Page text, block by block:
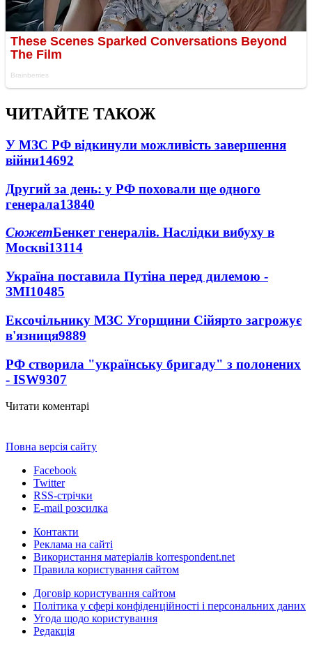
ЧИТАЙТЕ ТАКОЖ
У МЗС РФ відкинули можливість завершення
війни14692
Другий за день: у РФ поховали ще одного
генерала13840
СюжетБенкет генералів. Наслідки вибуху в
Москві13114
Україна поставила Путіна перед дилемою -
ЗМІ10485
Ексочільнику МЗС Угорщини Сійярто загрожує
в'язниця9889
РФ створила "українську бригаду" з полонених
- ISW9307
Читати коментарі
Повна версія сайту
Facebook
Twitter
RSS-стрічки
E-mail розсилка
Контакти
Реклама на сайті
Використання матеріалів korrespondent.net
Правила користування сайтом
Договір користування сайтом
Політика у сфері конфіденційності і персональних даних
Угода щодо користування
Редакція